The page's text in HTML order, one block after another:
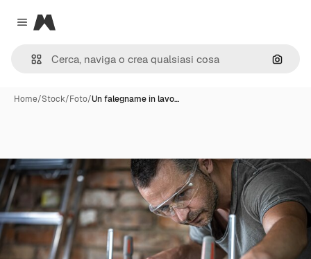
Close menu
Magnific
Cerca
Home/Stock/Foto/Un falegname in lavo…